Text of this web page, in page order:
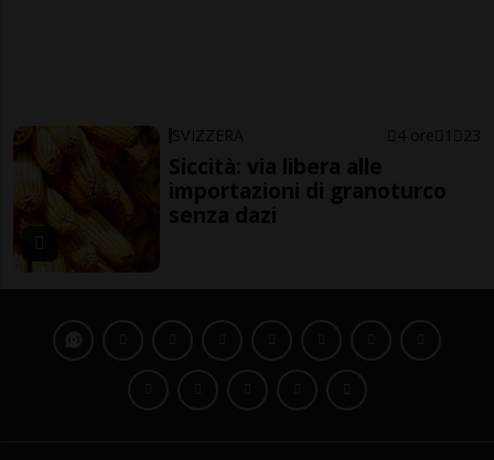
SVIZZERA 4 ore 1 23
Siccità: via libera alle
importazioni di granoturco
senza dazi